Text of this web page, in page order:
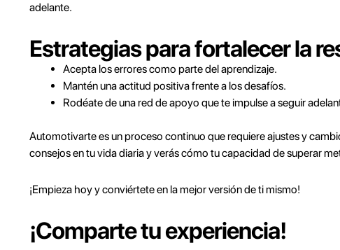
adelante.
Estrategias para fortalecer la
Acepta los errores como parte del aprendizaje.
Mantén una actitud positiva frente a los desafíos.
Rodéate de una red de apoyo que te impulse a seguir
Automotivarte es un proceso continuo que requiere ajustes y
consejos en tu vida diaria y verás cómo tu capacidad de superar
¡Empieza hoy y conviértete en la mejor versión de ti mismo!
¡Comparte tu experiencia!